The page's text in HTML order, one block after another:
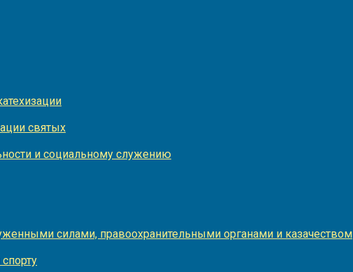
святых
и социальному служению
силами, правоохранительными органами и казачеством